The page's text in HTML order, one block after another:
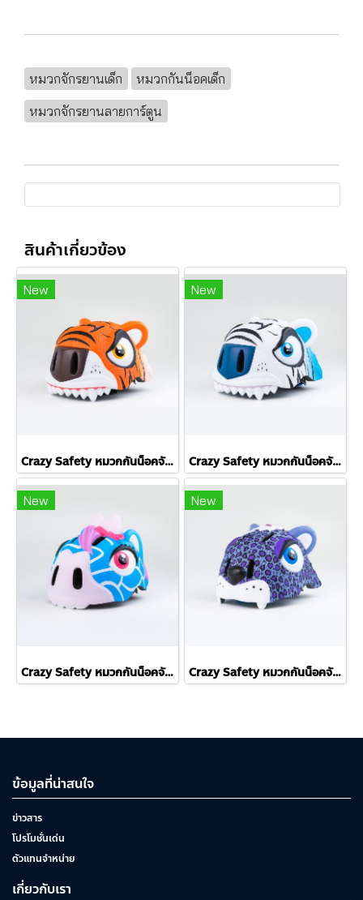
หมวกจักรยานเด็ก
หมวกกันน็อคเด็ก
หมวกจักรยานลายการ์ตูน
สินค้าเกี่ยวข้อง
New
Crazy Safety หมวกกันน็อคจักรยานสำหรับเด็ก ลายเสือโคร่ง Orange Tiger (Size S: 49-55cm)
New
Crazy Safety หมวกกันน็อคจักรยานสำหรับเด็ก ลายเสือขาว White Tiger (Size S: 49-55cm)
New
Crazy Safety หมวกกันน็อคจักรยานสำหรับเด็ก ลายยีราฟน้ำเงิน Blue Giraffe (Size S: 49-55cm)
New
Crazy Safety หมวกกันน็อคจักรยานสำหรับเด็ก ลายเสือดาวม่วง Purple Leopard (Size S: 49-55cm)
ข้อมูลที่น่าสนใจ
ข่าวสาร
โปรโมชั่นเด่น
ตัวแทนจำหน่าย
เกี่ยวกับเรา